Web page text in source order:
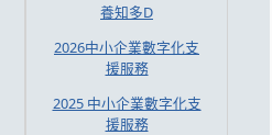
養知多D
2026中小企業數字化支
援服務
2025 中小企業數字化支
援服務